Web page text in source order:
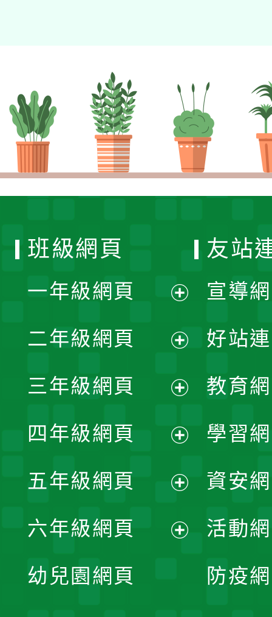
班級網頁
一年級網頁
開
選
單
二年級網頁
開
選
單
三年級網頁
開
選
單
四年級網頁
開
選
五年級網頁
開
六年級網頁
幼兒園網頁
友站
宣導
好站
教育
學習
資安
活動
防疫